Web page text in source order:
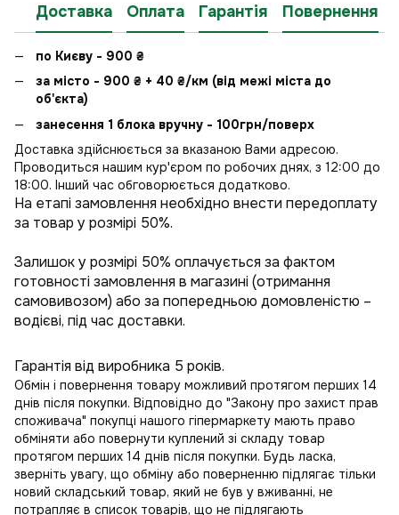
Доставка Оплата Гарантія Повернення
по Києву - 900 ₴
за місто - 900 ₴ + 40 ₴/км (від межі міста до
об'єкта)
занесення 1 блока вручну - 100грн/поверх
Доставка здійснюється за вказаною Вами адресою.
Проводиться нашим кур'єром по робочих днях, з 12:00 до
18:00. Інший час обговорюється додатково.
На етапі замовлення необхідно внести передоплату
за товар у розмірі 50%.
Залишок у розмірі 50% оплачується за фактом
готовності замовлення в магазині (отримання
самовивозом) або за попередньою домовленістю –
водієві, під час доставки.
Гарантія від виробника 5 років.
Обмін і повернення товару можливий протягом перших 14
днів після покупки. Відповідно до "Закону про захист прав
споживача" покупці нашого гіпермаркету мають право
обміняти або повернути куплений зі складу товар
протягом перших 14 днів після покупки. Будь ласка,
зверніть увагу, що обміну або поверненню підлягає тільки
новий складський товар, який не був у вживанні, не
потрапляє в список товарів, що не підлягають